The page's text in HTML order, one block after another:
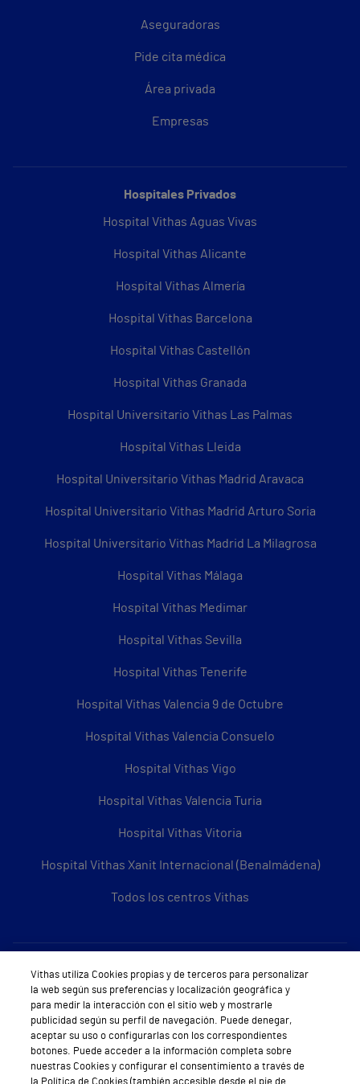
Aseguradoras
Pide cita médica
Área privada
Empresas
Hospitales Privados
Hospital Vithas Aguas Vivas
Hospital Vithas Alicante
Hospital Vithas Almería
Hospital Vithas Barcelona
Hospital Vithas Castellón
Hospital Vithas Granada
Hospital Universitario Vithas Las Palmas
Hospital Vithas Lleida
Hospital Universitario Vithas Madrid Aravaca
Hospital Universitario Vithas Madrid Arturo Soria
Hospital Universitario Vithas Madrid La Milagrosa
Hospital Vithas Málaga
Hospital Vithas Medimar
Hospital Vithas Sevilla
Hospital Vithas Tenerife
Hospital Vithas Valencia 9 de Octubre
Hospital Vithas Valencia Consuelo
Hospital Vithas Vigo
Hospital Vithas Valencia Turia
Hospital Vithas Vitoria
Hospital Vithas Xanit Internacional (Benalmádena)
Todos los centros Vithas
Sobre Vithas
Quiénes somos
Trabajar en Vithas
Teléfono Cita Médica
Vithas utiliza Cookies propias y de terceros para personalizar
la web según sus preferencias y localización geográfica y
para medir la interacción con el sitio web y mostrarle
publicidad según su perfil de navegación. Puede denegar,
aceptar su uso o configurarlas con los correspondientes
botones. Puede acceder a la información completa sobre
nuestras Cookies y configurar el consentimiento a través de